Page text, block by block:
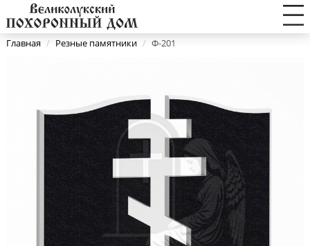
Главная / Резные памятники / Ф-201